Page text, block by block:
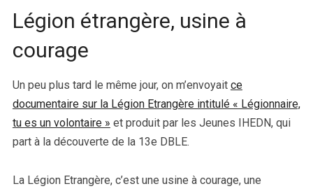
Légion étrangère, usine à
courage
Un peu plus tard le même jour, on m’envoyait ce
documentaire sur la Légion Etrangère intitulé « Légionnaire,
tu es un volontaire » et produit par les Jeunes IHEDN, qui
part à la découverte de la 13e DBLE.
La Légion Etrangère, c’est une usine à courage, une